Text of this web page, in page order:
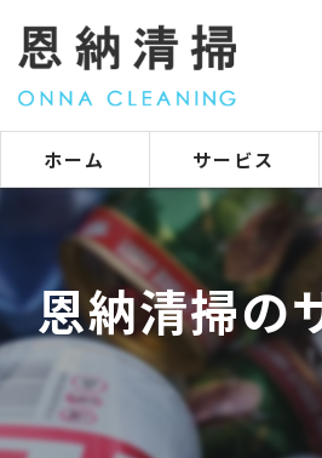
ホーム サービス
恩納清掃の